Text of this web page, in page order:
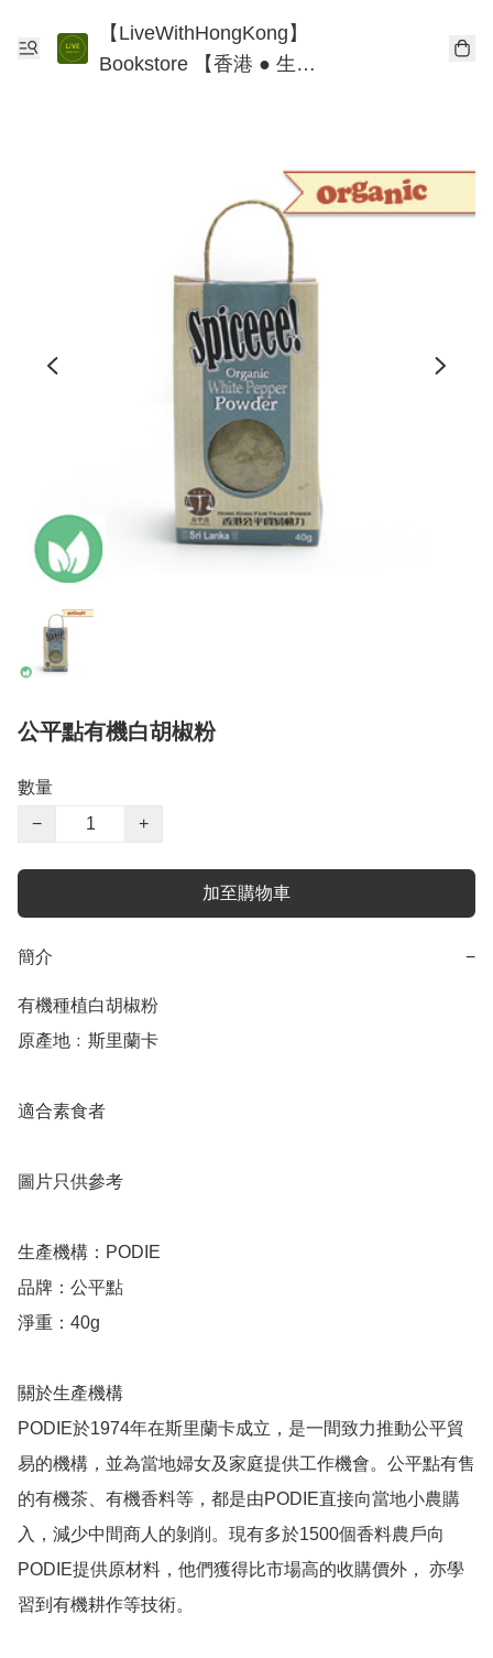
【LiveWithHongKong】
Bookstore 【香港 ● 生
公平點有機白胡椒粉
數量
−
+
加至購物車
簡介 −
有機種植白胡椒粉
原產地﹕斯里蘭卡
適合素食者
圖片只供參考
生產機構：PODIE
品牌：公平點
淨重：40g
關於生產機構
PODIE於1974年在斯里蘭卡成立，是一間致力推動公平貿
易的機構，並為當地婦女及家庭提供工作機會。公平點有售
的有機茶、有機香料等，都是由PODIE直接向當地小農購
入，減少中間商人的剝削。現有多於1500個香料農戶向
PODIE提供原材料，他們獲得比市場高的收購價外， 亦學
習到有機耕作等技術。